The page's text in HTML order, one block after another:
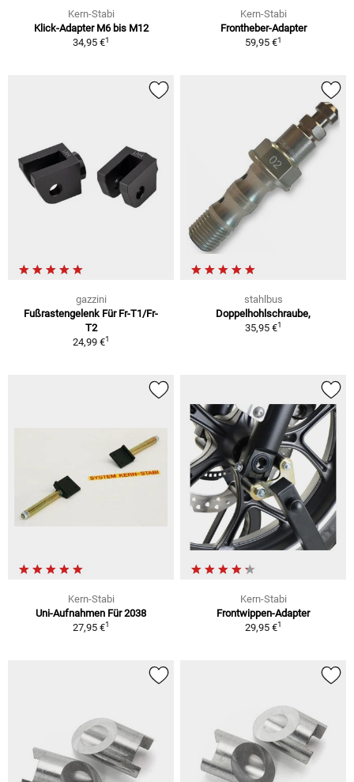
Kern-Stabi
Klick-Adapter M6 bis M12
34,95 €1
Kern-Stabi
Frontheber-Adapter
59,95 €1
gazzini
Fußrastengelenk Für Fr-T1/Fr-
T2
24,99 €1
stahlbus
Doppelhohlschraube,
35,95 €1
Kern-Stabi
Uni-Aufnahmen Für 2038
27,95 €1
Kern-Stabi
Frontwippen-Adapter
29,95 €1